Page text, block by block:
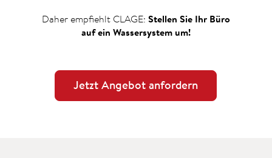
Daher empfiehlt CLAGE: Stellen Sie Ihr Büro
auf ein Wassersystem um!
Jetzt Angebot anfordern